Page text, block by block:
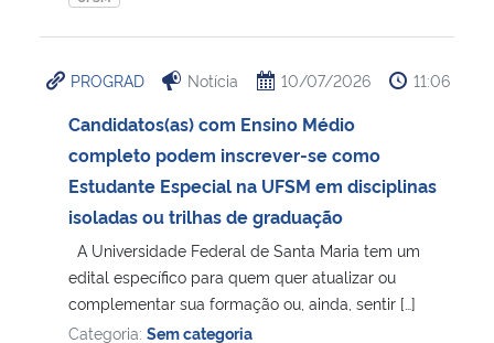
PROGRAD Notícia 10/07/2026 11:06
Candidatos(as) com Ensino Médio
completo podem inscrever-se como
Estudante Especial na UFSM em disciplinas
isoladas ou trilhas de graduação
A Universidade Federal de Santa Maria tem um
edital específico para quem quer atualizar ou
complementar sua formação ou, ainda, sentir […]
Categoria: Sem categoria